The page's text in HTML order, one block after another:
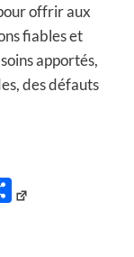
offrir aux
fiables et
apportés,
des défauts
Partager